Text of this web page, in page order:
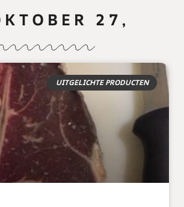
27,
UITGELICHTE PRODUCTEN